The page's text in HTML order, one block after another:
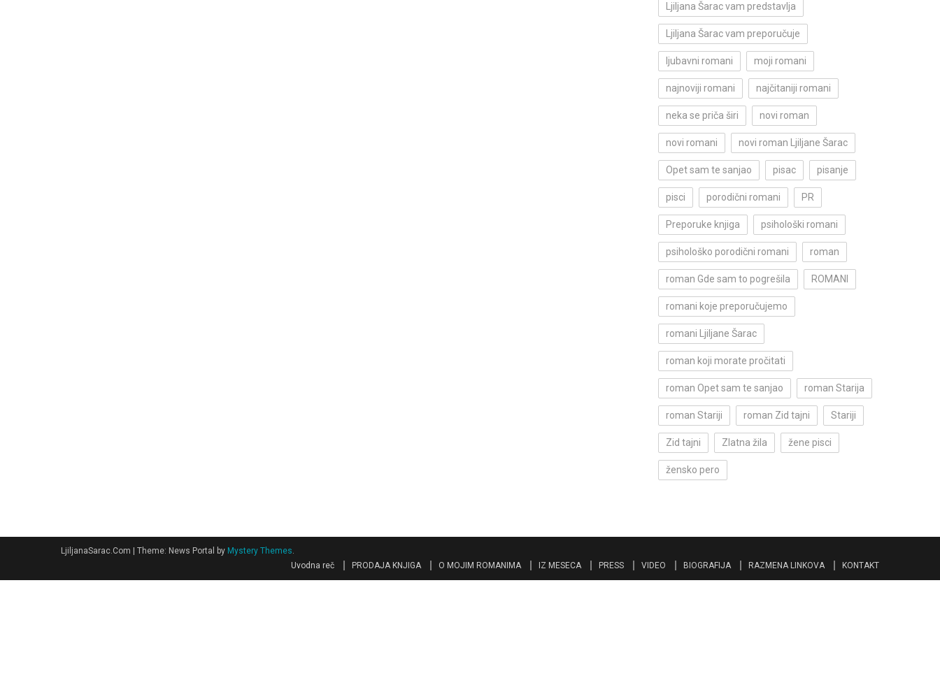
Ljiljana Šarac vam predstavlja
Ljiljana Šarac vam preporučuje
ljubavni romani moji romani
najnoviji romani najčitaniji romani
neka se priča širi novi roman
novi romani novi roman Ljiljane Šarac
Opet sam te sanjao pisac pisanje
pisci porodični romani PR
Preporuke knjiga psihološki romani
psihološko porodični romani roman
roman Gde sam to pogrešila ROMANI
romani koje preporučujemo
romani Ljiljane Šarac
roman koji morate pročitati
roman Opet sam te sanjao roman Starija
roman Stariji roman Zid tajni Stariji
Zid tajni Zlatna žila žene pisci
žensko pero
LjiljanaSarac.Com Theme: News Portal by Mystery Themes.
Uvodna reč
PRODAJA KNJIGA O MOJIM ROMANIMA IZ MESECA PRESS VIDEO BIOGRAFIJA RAZMENA LINKOVA KONTAKT